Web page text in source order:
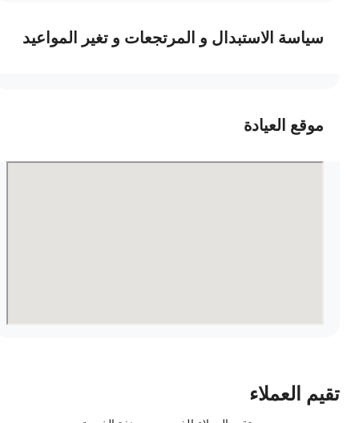
سياسة الاستبدال و المرتجعات و تغير المواعيد
موقع العيادة
العملاء